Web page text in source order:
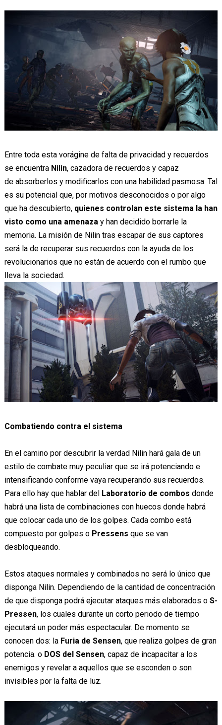
Entre toda esta vorágine de falta de privacidad y recuerdos
se encuentra Nilin, cazadora de recuerdos y capaz
de absorberlos y modificarlos con una habilidad pasmosa. Tal
es su potencial que, por motivos desconocidos o por algo
que ha descubierto, quienes controlan este sistema la han
visto como una amenazay han decidido borrarle la
memoria. La misión de Nilin tras escapar de sus captores
será la de recuperar sus recuerdos con la ayuda de los
revolucionarios que no están de acuerdo con el rumbo que
lleva la sociedad.
Combatiendo contra el sistema
En el camino por descubrir la verdad Nilin hará gala de un
estilo de combate muy peculiar que se irá potenciando e
intensificando conforme vaya recuperando sus recuerdos.
Para ello hay que hablar del Laboratorio de combos donde
habrá una lista de combinaciones con huecos donde habrá
que colocar cada uno de los golpes. Cada combo está
compuesto por golpes o Pressens que se van
desbloqueando.
Estos ataques normales y combinados no será lo único que
disponga Nilin. Dependiendo de la cantidad de concentración
de que disponga podrá ejecutar ataques más elaborados o S-
Pressen, los cuales durante un corto periodo de tiempo
ejecutará un poder más espectacular. De momento se
conocen dos: la Furia de Sensen, que realiza golpes de gran
potencia. o DOS del Sensen, capaz de incapacitar a los
enemigos y revelar a aquellos que se esconden o son
invisibles por la falta de luz.